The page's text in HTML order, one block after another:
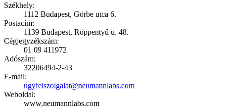
Székhely:
1112 Budapest, Görbe utca 6.
Postacím:
1139 Budapest, Röppentyű u. 48.
Cégjegyzékszám:
01 09 411972
Adószám:
32206494-2-43
E-mail:
ugyfelszolgalat@neumannlabs.com
Weboldal:
www.neumannlabs.com